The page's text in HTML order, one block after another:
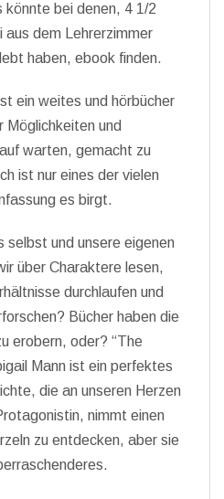
könnte bei denen, 4 1/2
aus dem Lehrerzimmer
haben, ebook finden.
ein weites und hörbücher
Möglichkeiten und
warten, gemacht zu
ist nur eines der vielen
es birgt.
selbst und unsere eigenen
über Charaktere lesen,
durchlaufen und
Bücher haben die
erobern, oder? “The
Mann ist ein perfektes
die an unseren Herzen
nimmt einen
zu entdecken, aber sie